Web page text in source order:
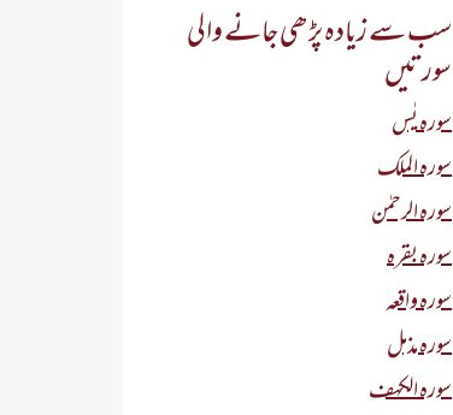
سب سے زیادہ پڑھی جانے والی
سورتیں
سورہ یٰس
سورہ الملک
سورہ الرحمٰن
سورہ بقرہ
سورہ واقعہ
سورہ مذمل
سورہ الکہف